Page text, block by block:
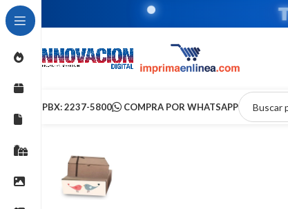
PBX: 2237-5800 COMPRA POR WHATSAPP